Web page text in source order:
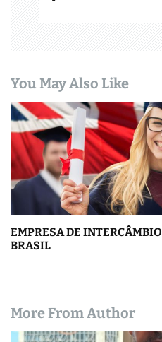
You May Also Like
EMPRESA DE INTERCÂMBIO ESTUDANTIL CHEGA AO
BRASIL
More From Author